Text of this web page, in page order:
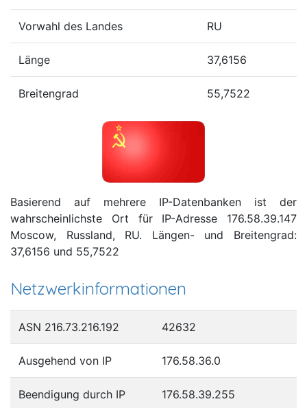
Vorwahl des Landes RU
Länge 37,6156
Breitengrad 55,7522
Basierend auf mehrere IP-Datenbanken ist der
wahrscheinlichste Ort für IP-Adresse 176.58.39.147
Moscow, Russland, RU. Längen- und Breitengrad:
37,6156 und 55,7522
Netzwerkinformationen
ASN 216.73.216.192 42632
Ausgehend von IP 176.58.36.0
Beendigung durch IP 176.58.39.255